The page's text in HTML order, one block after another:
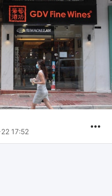
17:52